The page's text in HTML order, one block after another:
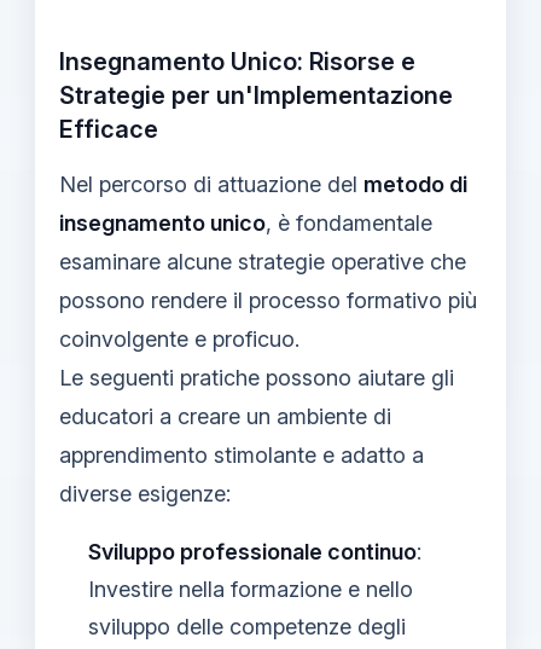
Insegnamento Unico: Risorse e
Strategie per un'Implementazione
Efficace
Nel percorso di attuazione del metodo di
insegnamento unico, è fondamentale
esaminare alcune strategie operative che
possono rendere il processo formativo più
coinvolgente e proficuo.
Le seguenti pratiche possono aiutare gli
educatori a creare un ambiente di
apprendimento stimolante e adatto a
diverse esigenze:
Sviluppo professionale continuo:
Investire nella formazione e nello
sviluppo delle competenze degli